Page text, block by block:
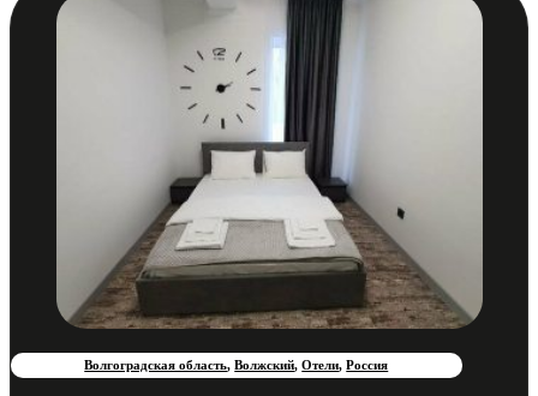
Волгоградская область,Волжский,Отели,Россия